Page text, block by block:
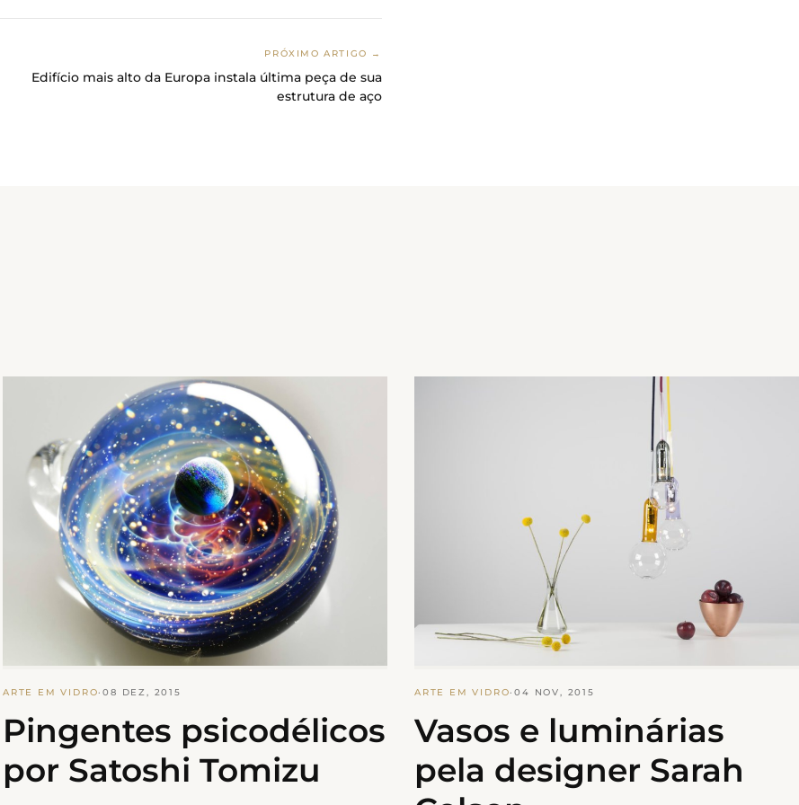
PRÓXIMO ARTIGO →
Edifício mais alto da Europa instala última peça de sua
estrutura de aço
ARTE EM VIDRO·08 DEZ, 2015
Pingentes psicodélicos
por Satoshi Tomizu
ARTE EM VIDRO·04 NOV, 2015
Vasos e luminárias
pela designer Sarah